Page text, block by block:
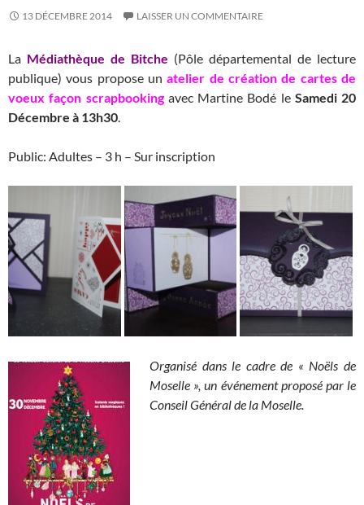
13 DÉCEMBRE 2014 LAISSER UN COMMENTAIRE
La Médiathèque de Bitche (Pôle départemental de lecture
publique) vous propose unatelier de création de cartes de
voeux façon scrapbooking avec Martine Bodé le Samedi 20
Décembre à 13h30.
Public: Adultes – 3 h – Sur inscription
Organisé dans le cadre de « Noëls de
Moselle », un événement proposé par le
Conseil Général de la Moselle.